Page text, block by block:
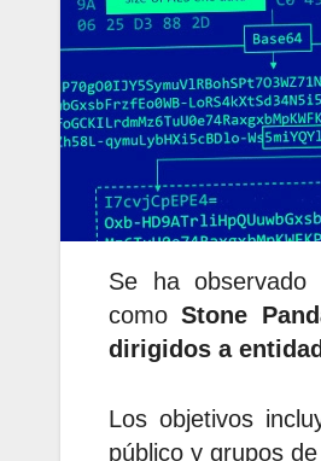
Se ha
comoStone
dirigidos a
Los objetivos
público y grupos